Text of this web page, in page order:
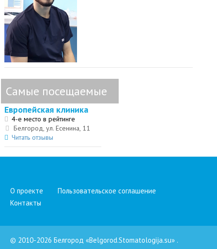
Самые посещаемые
Европейская клиника
4-е место в рейтинге
Белгород, ул. Есенина, 11
Читать отзывы
О проекте
Пользовательское соглашение
Контакты
© 2010-2026 Белгород «Belgorod.Stomatologija.su» .